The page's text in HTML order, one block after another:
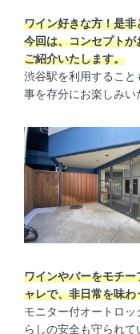
ワイン好きな方！是
今回は、コンセプト
ご紹介いたします。
渋谷駅を利用するこ
事を存分にお楽しみ
ワインやバーをモチ
ャレで、非日常を味
モニター付オートロ
らしの安全も守られて